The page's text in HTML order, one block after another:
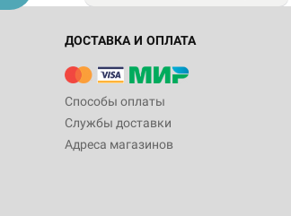
ДОСТАВКА И ОПЛАТА
Способы оплаты
Службы доставки
Адреса магазинов